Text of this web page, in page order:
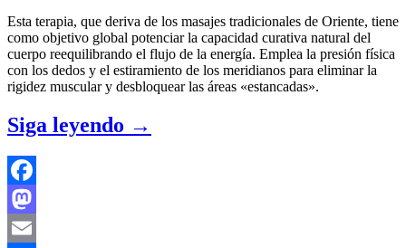
Esta terapia, que deriva de los masajes tradicionales de Oriente, tiene
como objetivo global potenciar la capacidad curativa natural del
cuerpo reequilibrando el flujo de la energía. Emplea la presión física
con los dedos y el estiramiento de los meridianos para eliminar la
rigidez muscular y desbloquear las áreas «estancadas».
Siga leyendo →
Facebook
Mastodon